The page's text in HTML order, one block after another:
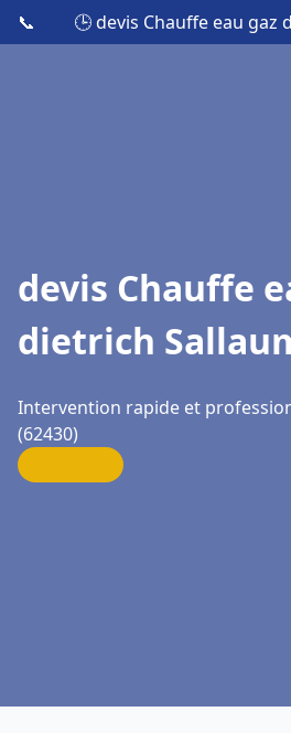
📞 🕒 devis Chauffe eau gaz
devis Chauffe
dietrich
Intervention rapide et
(62430)